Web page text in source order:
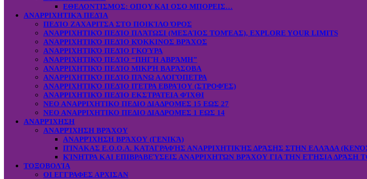
ΕΘΕΛΟΝΤΙΣΜΟΣ: OΠOY KAI ΟΣΟ ΜΠΟΡΕΙΣ…
ΑΝΑΡΡΙΧΗΤΙΚΆ ΠΕΔΊΑ
ΠΕΔΊΟ ΖΑΧΑΡΙΤΣΑ ΣΤΟ ΠΟΙΚΊΛΟ ΌΡΟΣ
ΑΝΑΡΡΙΧΗΤΙΚΌ ΠΕΔΊΟ ΠΛΆΤΩΣΙ (ΜΕΣΑΊΟΣ ΤΟΜΈΑΣ), EXPLORE YOUR LIMITS
ΑΝΑΡΡΙΧΗΤΙΚΌ ΠΕΔΊΟ ΚΌΚΚΙΝΟΣ ΒΡΆΧΟΣ
ΑΝΑΡΡΙΧΗΤΙΚΌ ΠΕΔΊΟ ΓΚΟΎΡΑ
ΑΝΑΡΡΙΧΗΤΙΚΌ ΠΕΔΊΟ “ΠΗΓΉ ΑΒΡΆΜΗ”
ΑΝΑΡΡΙΧΗΤΙΚΌ ΠΕΔΊΟ ΜΙΚΡΉ ΒΑΡΆΣΟΒΑ
ΑΝΑΡΡΙΧΗΤΙΚΌ ΠΕΔΊΟ ΠΆΝΩ ΑΛΟΓΌΠΕΤΡΑ
ΑΝΑΡΡΙΧΗΤΙΚΌ ΠΕΔΊΟ ΠΈΤΡΑ ΕΒΡΑΊΟΥ (ΣΤΡΟΦΈΣ)
ΑΝΑΡΡΙΧΗΤΙΚΌ ΠΕΔΊΟ ΕΚΣΤΡΑΤΕΙΑ ΦΊΧΘΙ
ΝΕΟ ΑΝΑΡΡΙΧΗΤΙΚΟ ΠΕΔΙΟ ΔΙΑΔΡΟΜΕΣ 15 ΕΩΣ 27
ΝΕΟ ΑΝΑΡΡΙΧΗΤΙΚΟ ΠΕΔΙΟ ΔΙΑΔΡΟΜΕΣ 1 ΕΩΣ 14
ΑΝΑΡΡΊΧΗΣΗ
ΑΝΑΡΡΊΧΗΣΗ ΒΡΆΧΟΥ
ΑΝΑΡΡΊΧΗΣΗ ΒΡΆΧΟΥ (ΓΕΝΙΚΆ)
ΠΊΝΑΚΑΣ Ε.Ο.Ο.Α. ΚΑΤΑΓΡΑΦΉΣ ΑΝΑΡΡΙΧΗΤΙΚΉΣ ΔΡΆΣΗΣ ΣΤΗΝ ΕΛΛΆΔΑ
ΚΊΝΗΤΡΑ ΚΑΙ ΕΠΙΒΡΑΒΕΎΣΕΙΣ ΑΝΑΡΡΙΧΗΤΏΝ ΒΡΆΧΟΥ ΓΙΑ ΤΗΝ ΕΤΉΣΙΑ ΔΡΆΣΗ
ΤΟΞΟΒΟΛΊΑ
ΟΙ ΕΓΓΡΑΦΕΣ ΑΡΧΙΣΑΝ